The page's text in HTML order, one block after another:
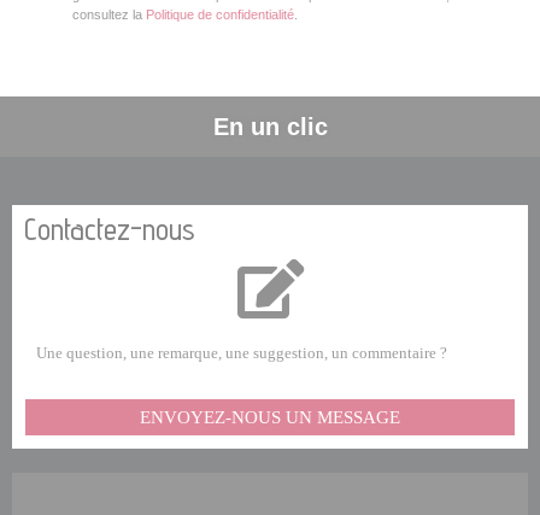
consultez la Politique de confidentialité
En un clic
Contactez-nous
Une question, une remarque, une suggestion, un commentaire ?
ENVOYEZ-NOUS UN MESSAGE